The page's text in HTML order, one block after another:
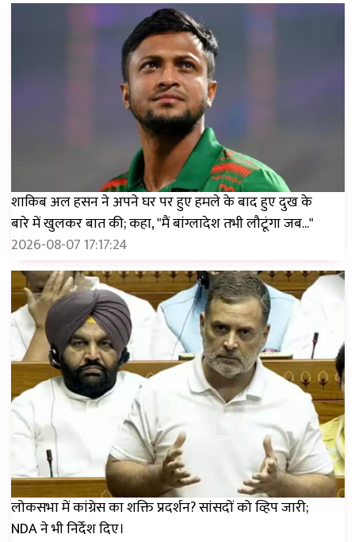
शाकिब अल हसन ने अपने घर पर हुए हमले के बाद हुए दुख के
बारे में खुलकर बात की; कहा, "मैं बांग्लादेश तभी लौटूंगा जब..."
2026-08-07 17:17:24
लोकसभा में कांग्रेस का शक्ति प्रदर्शन? सांसदों को व्हिप जारी;
NDA ने भी निर्देश दिए।